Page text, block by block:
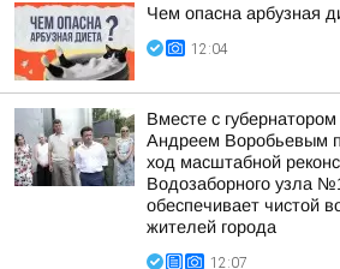
Чем опасна арбузная
12:04
Вместе с
Андреем Воробьевым
ход масштабной
Водозаборного узла
обеспечивает чистой
жителей города
12:07